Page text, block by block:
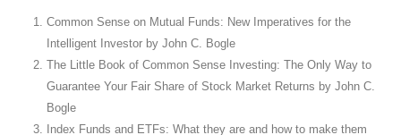
Common Sense on Mutual Funds: New Imperatives for the
Intelligent Investor by John C. Bogle
The Little Book of Common Sense Investing: The Only Way to
Guarantee Your Fair Share of Stock Market Returns by John C.
Bogle
Index Funds and ETFs: What they are and how to make them